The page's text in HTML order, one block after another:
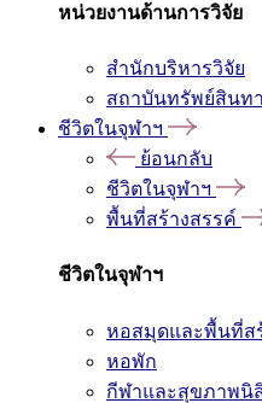
หน่วยงานด้านการวิจัย
สำนักบริหารวิจัย
สถาบันทรัพย์สินท
ชีวิตในจุฬาฯ
ย้อนกลับ
ชีวิตในจุฬาฯ
พื้นที่สร้างสรรค์
ชีวิตในจุฬาฯ
หอสมุดและพื้นที่ส
หอพัก
กีฬาและสุขภาพนิ